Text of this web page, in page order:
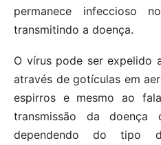
permanece infeccioso
transmitindo a doença.
O vírus pode ser expelido
através de gotículas em
espirros e mesmo ao
transmissão da
dependendo do tipo